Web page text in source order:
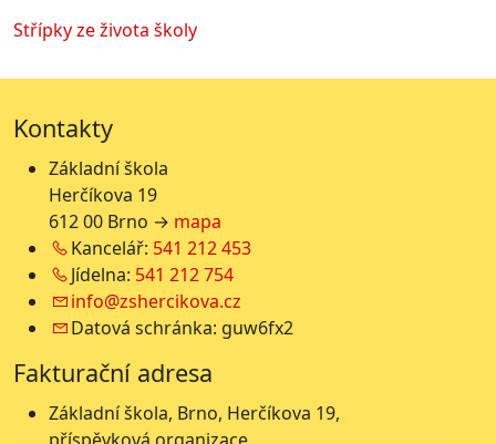
Střípky ze života školy
Kontakty
Základní škola
Herčíkova 19
612 00 Brno → mapa
Kancelář: 541 212 453
Jídelna: 541 212 754
info@zshercikova.cz
Datová schránka: guw6fx2
Fakturační adresa
Základní škola, Brno, Herčíkova 19,